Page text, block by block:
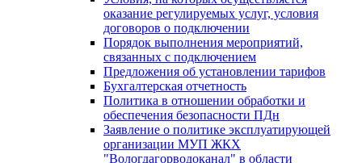
оказание регулируемых услуг, условия
договоров о подключении
Порядок выполнения мероприятий,
связанных с подключением
Предложения об установлении тарифов
Бухгалтерская отчетность
Политика в отношении обработки и
обеспечения безопасности ПДн
Заявление о политике эксплуатирующей
организации МУП ЖКХ
"Вологдагорводоканал" в области